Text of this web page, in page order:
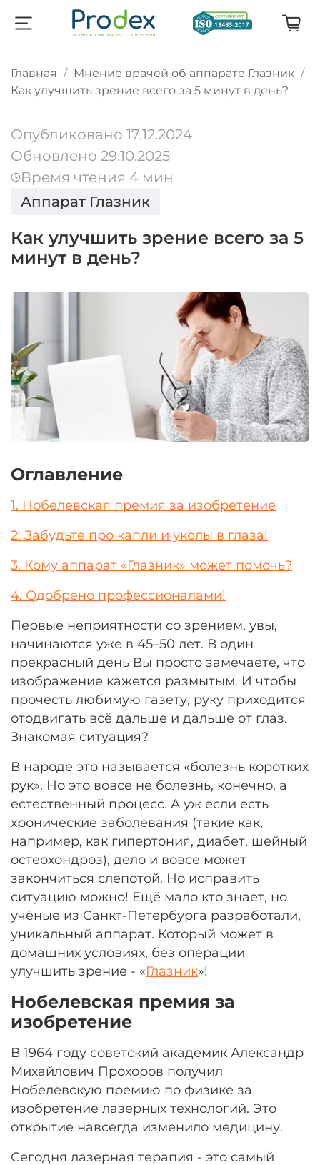
Главная
Мнение врачей об аппарате Глазник
Как улучшить зрение всего за 5 минут в день?
Опубликовано 17.12.2024
Обновлено 29.10.2025
Время чтения 4 мин
Аппарат Глазник
Как улучшить зрение всего за 5
минут в день?
Оглавление
1. Нобелевская премия за изобретение
2. Забудьте про капли и уколы в глаза!
3. Кому аппарат «Глазник» может помочь?
4. Одобрено профессионалами!
Первые неприятности со зрением, увы,
начинаются уже в 45–50 лет. В один
прекрасный день Вы просто замечаете, что
изображение кажется размытым. И чтобы
прочесть любимую газету, руку приходится
отодвигать всё дальше и дальше от глаз.
Знакомая ситуация?
В народе это называется «болезнь коротких
рук». Но это вовсе не болезнь, конечно, а
естественный процесс. А уж если есть
хронические заболевания (такие как,
например, как гипертония, диабет, шейный
остеохондроз), дело и вовсе может
закончиться слепотой. Но исправить
ситуацию можно! Ещё мало кто знает, но
учёные из Санкт-Петербурга разработали,
уникальный аппарат. Который может в
домашних условиях, без операции
улучшить зрение - «Глазник»!
Нобелевская премия за
изобретение
В 1964 году советский академик Александр
Михайлович Прохоров получил
Нобелевскую премию по физике за
изобретение лазерных технологий. Это
открытие навсегда изменило медицину.
Сегодня лазерная терапия - это самый